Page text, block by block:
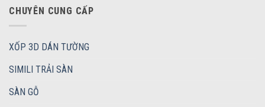
CHUYÊN CUNG CẤP
XỐP 3D DÁN TƯỜNG
SIMILI TRẢI SÀN
SÀN GỖ